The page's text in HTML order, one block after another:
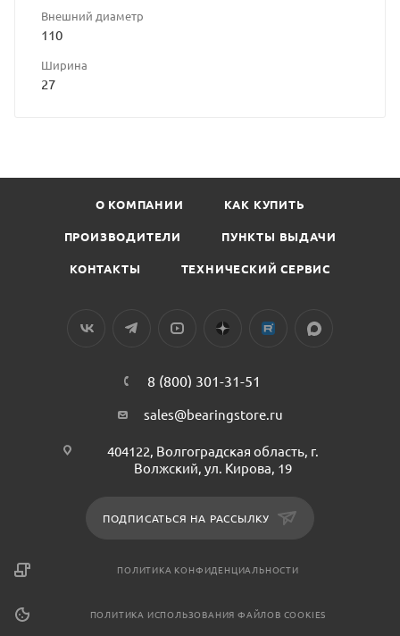
Внешний диаметр
110
Ширина
27
О КОМПАНИИ КАК КУПИТЬ
ПРОИЗВОДИТЕЛИ ПУНКТЫ ВЫДАЧИ
КОНТАКТЫ ТЕХНИЧЕСКИЙ СЕРВИС
8 (800) 301-31-51
sales@bearingstore.ru
404122, Волгоградская область, г.
Волжский, ул. Кирова, 19
ПОДПИСАТЬСЯ НА РАССЫЛКУ
ПОЛИТИКА КОНФИДЕНЦИАЛЬНОСТИ
ПОЛИТИКА ИСПОЛЬЗОВАНИЯ ФАЙЛОВ COOKIES